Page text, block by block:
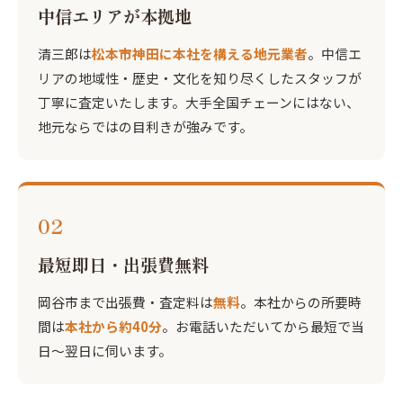
中信エリアが本拠地
清三郎は松本市神田に本社を構える地元業者。中信エ
リアの地域性・歴史・文化を知り尽くしたスタッフが
丁寧に査定いたします。大手全国チェーンにはない、
地元ならではの目利きが強みです。
02
最短即日・出張費無料
岡谷市まで出張費・査定料は無料。本社からの所要時
間は本社から約40分。お電話いただいてから最短で当
日〜翌日に伺います。